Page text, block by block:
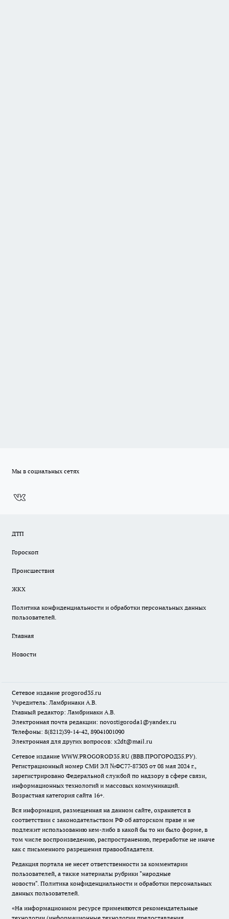
Мы в социальных сетях
ДТП
Гороскоп
Происшествия
ЖКХ
Политика конфиденциальности и обработки персональных данных
пользователей.
Главная
Новости
Сетевое издание progorod35.ru
Учредитель: Ламбринаки А.В.
Главный редактор: Ламбринаки А.В.
Электронная почта редакции: novostigoroda1@yandex.ru
Телефоны: 8(8212)39-14-42, 89041001090
Электронная для других вопросов: x2dt@mail.ru
Сетевое издание WWW.PROGOROD35.RU (ВВВ.ПРОГОРОД35.РУ).
Регистрационный номер СМИ ЭЛ №ФС77-87303 от 08 мая 2024 г.,
зарегистрировано Федеральной службой по надзору в сфере связи,
информационных технологий и массовых коммуникаций.
Возрастная категория сайта 16+.
Вся информация, размещенная на данном сайте, охраняется в
соответствии с законодательством РФ об авторском праве и не
подлежит использованию кем-либо в какой бы то ни было форме, в
том числе воспроизведению, распространению, переработке не иначе
как с письменного разрешения правообладателя.
Редакция портала не несет ответственности за комментарии
пользователей, а также материалы рубрики "народные
новости". Политика конфиденциальности и обработки персональных
данных пользователей.
«На информационном ресурсе применяются рекомендательные